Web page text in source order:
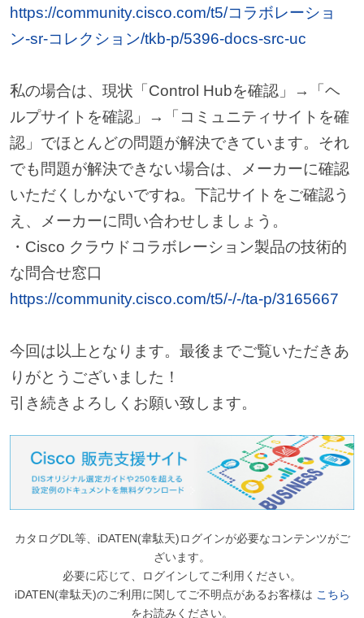
https://community.cisco.com/t5/コラボレーショ
ン-sr-コレクション/tkb-p/5396-docs-src-uc
私の場合は、現状「Control Hubを確認」→「ヘ
ルプサイトを確認」→「コミュニティサイトを確
認」でほとんどの問題が解決できています。それ
でも問題が解決できない場合は、メーカーに確認
いただくしかないですね。下記サイトをご確認う
え、メーカーに問い合わせしましょう。
・Cisco クラウドコラボレーション製品の技術的
な問合せ窓口
https://community.cisco.com/t5/-/-/ta-p/3165667
今回は以上となります。最後までご覧いただきあ
りがとうございました！
引き続きよろしくお願い致します。
カタログDL等、iDATEN(韋駄天)ログインが必要なコンテンツがご
ざいます。
必要に応じて、ログインしてご利用ください。
iDATEN(韋駄天)のご利用に関してご不明点があるお客様は こちら
をお読みください。